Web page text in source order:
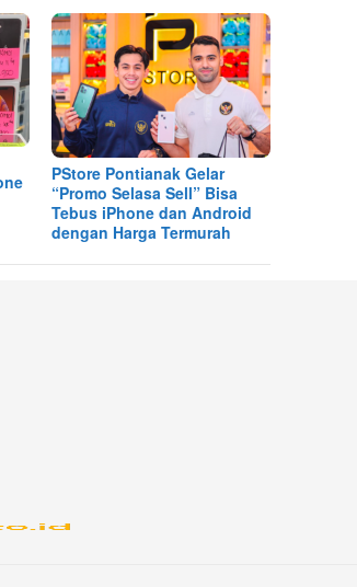
PStore Pontianak Gelar
“Promo Selasa Sell” Bisa
Tebus iPhone dan Android
dengan Harga Termurah